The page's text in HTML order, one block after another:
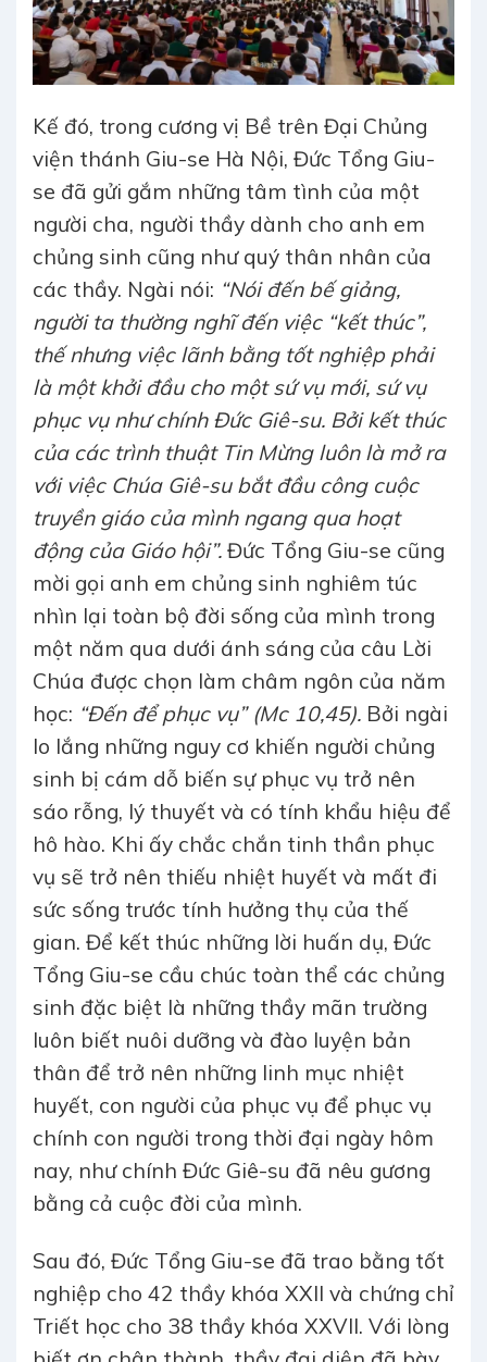
Kế đó, trong cương vị Bề trên Đại Chủng
viện thánh Giu-se Hà Nội, Đức Tổng Giu-
se đã gửi gắm những tâm tình của một
người cha, người thầy dành cho anh em
chủng sinh cũng như quý thân nhân của
các thầy. Ngài nói: “Nói đến bế giảng,
người ta thường nghĩ đến việc “kết thúc”,
thế nhưng việc lãnh bằng tốt nghiệp phải
là một khởi đầu cho một sứ vụ mới, sứ vụ
phục vụ như chính Đức Giê-su. Bởi kết thúc
của các trình thuật Tin Mừng luôn là mở ra
với việc Chúa Giê-su bắt đầu công cuộc
truyền giáo của mình ngang qua hoạt
động của Giáo hội”. Đức Tổng Giu-se cũng
mời gọi anh em chủng sinh nghiêm túc
nhìn lại toàn bộ đời sống của mình trong
một năm qua dưới ánh sáng của câu Lời
Chúa được chọn làm châm ngôn của năm
học: “Đến để phục vụ” (Mc 10,45). Bởi ngài
lo lắng những nguy cơ khiến người chủng
sinh bị cám dỗ biến sự phục vụ trở nên
sáo rỗng, lý thuyết và có tính khẩu hiệu để
hô hào. Khi ấy chắc chắn tinh thần phục
vụ sẽ trở nên thiếu nhiệt huyết và mất đi
sức sống trước tính hưởng thụ của thế
gian. Để kết thúc những lời huấn dụ, Đức
Tổng Giu-se cầu chúc toàn thể các chủng
sinh đặc biệt là những thầy mãn trường
luôn biết nuôi dưỡng và đào luyện bản
thân để trở nên những linh mục nhiệt
huyết, con người của phục vụ để phục vụ
chính con người trong thời đại ngày hôm
nay, như chính Đức Giê-su đã nêu gương
bằng cả cuộc đời của mình.
Sau đó, Đức Tổng Giu-se đã trao bằng tốt
nghiệp cho 42 thầy khóa XXII và chứng chỉ
Triết học cho 38 thầy khóa XXVII. Với lòng